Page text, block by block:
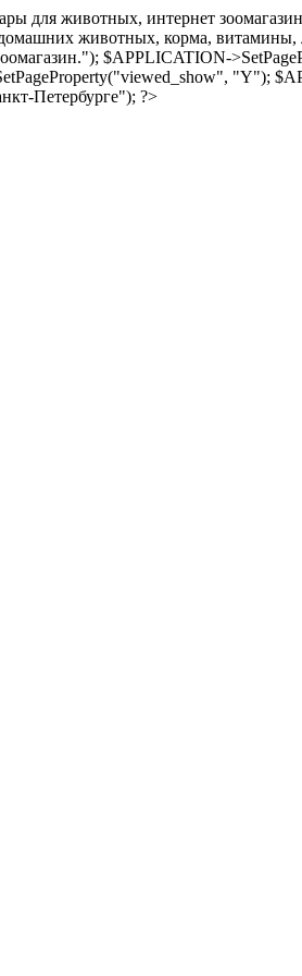
для животных, интернет
животных, корма, витамины,
$APPLICATION-
"Y");
Петербурге"); ?>